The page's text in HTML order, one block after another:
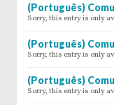
(Português)
Sorry, this entry is only
(Português)
Sorry, this entry is only
(Português)
Sorry, this entry is only